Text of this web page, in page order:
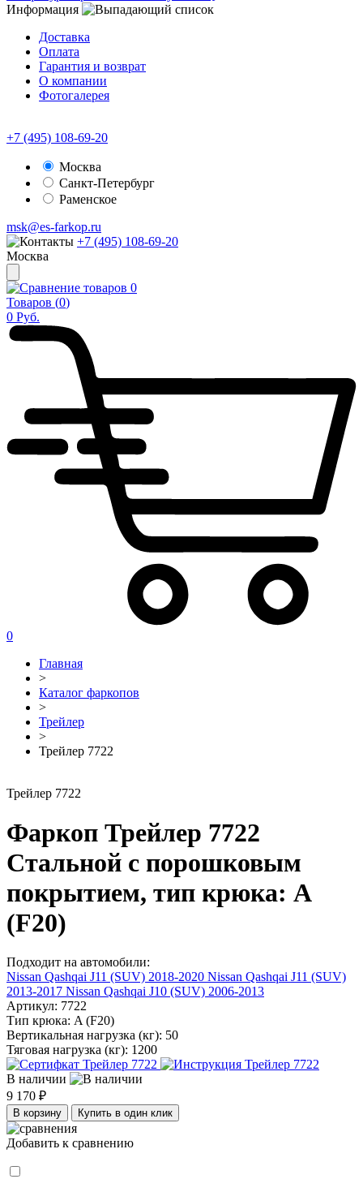
Информация
Доставка
Оплата
Гарантия и возврат
О компании
Фотогалерея
+7 (495) 108-69-20
Москва
Санкт-Петербург
Раменское
msk@es-farkop.ru
+7 (495) 108-69-20
Москва
0
Товаров (0)
0 Руб.
0
Главная
>
Каталог фаркопов
>
Трейлер
>
Трейлер 7722
Трейлер 7722
Фаркоп Трейлер 7722
Стальной с порошковым
покрытием, тип крюка: A
(F20)
Подходит на автомобили:
Nissan Qashqai J11 (SUV) 2018-2020 Nissan Qashqai J11 (SUV)
2013-2017 Nissan Qashqai J10 (SUV) 2006-2013
Артикул: 7722
Тип крюка: A (F20)
Вертикальная нагрузка (кг): 50
Тяговая нагрузка (кг): 1200
В наличии
9 170 ₽
В корзину Купить в один клик
Добавить к сравнению